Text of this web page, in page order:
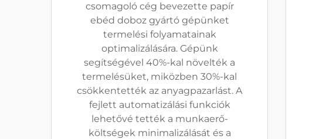
csomagoló cég bevezette papír
ebéd doboz gyártó gépünket
termelési folyamatainak
optimalizálására. Gépünk
segítségével 40%-kal növelték a
termelésüket, miközben 30%-kal
csökkentették az anyagpazarlást. A
fejlett automatizálási funkciók
lehetővé tették a munkaerő-
költségek minimalizálását és a